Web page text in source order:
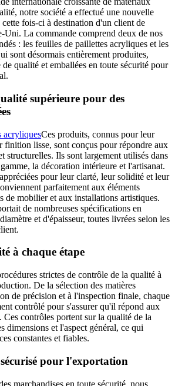
notre société a effectué une nouvelle
fois-ci à destination d'un client de
Uni. La commande comprend deux de nos
: les feuilles de paillettes acryliques et les
sont désormais entièrement produites,
qualité et emballées en toute sécurité pour
supérieure pour des
acryliquesCes produits, connus pour leur
finition lisse, sont conçus pour répondre aux
structurelles. Ils sont largement utilisés dans
la décoration intérieure et l'artisanat.
pour leur clarté, leur solidité et leur
parfaitement aux éléments
de mobilier et aux installations artistiques.
de nombreuses spécifications en
et d'épaisseur, toutes livrées selon les
à chaque étape
strictes de contrôle de la qualité à
De la sélection des matières
de précision et à l'inspection finale, chaque
contrôlé pour s'assurer qu'il répond aux
Ces contrôles portent sur la qualité de la
dimensions et l'aspect général, ce qui
constantes et fiables.
pour l'exportation
marchandises en toute sécurité, nous